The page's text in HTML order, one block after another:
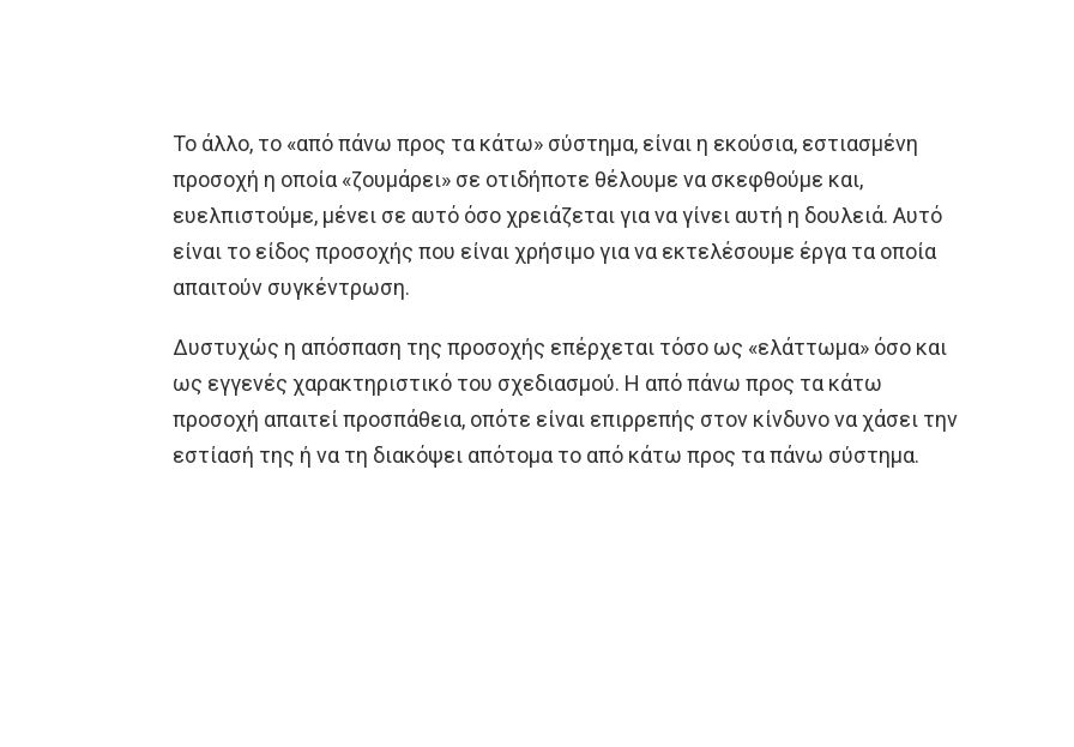
Το άλλο, το «από πάνω προς τα κάτω» σύστημα, είναι η εκούσια, εστιασμένη
προσοχή η οποία «ζουμάρει» σε οτιδήποτε θέλουμε να σκεφθούμε και,
ευελπιστούμε, μένει σε αυτό όσο χρειάζεται για να γίνει αυτή η δουλειά. Αυτό
είναι το είδος προσοχής που είναι χρήσιμο για να εκτελέσουμε έργα τα οποία
απαιτούν συγκέντρωση.
Δυστυχώς η απόσπαση της προσοχής επέρχεται τόσο ως «ελάττωμα» όσο και
ως εγγενές χαρακτηριστικό του σχεδιασμού. Η από πάνω προς τα κάτω
προσοχή απαιτεί προσπάθεια, οπότε είναι επιρρεπής στον κίνδυνο να χάσει την
εστίασή της ή να τη διακόψει απότομα το από κάτω προς τα πάνω σύστημα.